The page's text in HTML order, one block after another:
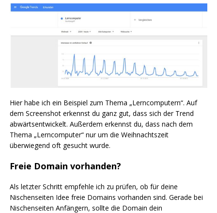
Hier habe ich ein Beispiel zum Thema „Lerncomputern“. Auf
dem Screenshot erkennst du ganz gut, dass sich der Trend
abwärtsentwickelt. Außerdem erkennst du, dass nach dem
Thema „Lerncomputer“ nur um die Weihnachtszeit
überwiegend oft gesucht wurde.
Freie Domain vorhanden?
Als letzter Schritt empfehle ich zu prüfen, ob für deine
Nischenseiten Idee freie Domains vorhanden sind. Gerade bei
Nischenseiten Anfängern, sollte die Domain dein